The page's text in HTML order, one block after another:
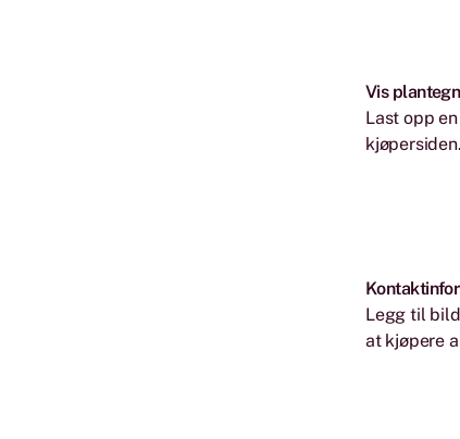
Vis
Last opp
kjøpersiden.
Legg til
at kjøpere